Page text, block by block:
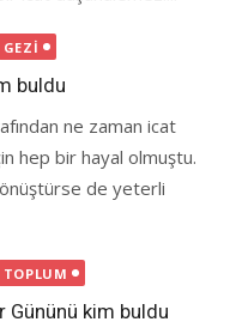
GEZI
buldu
ne zaman icat
hep bir hayal olmuştu.
de yeterli
TOPLUM
Gününü kim buldu